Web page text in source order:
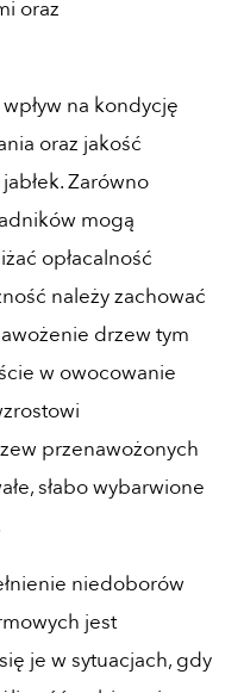
oraz
na kondycję
oraz jakość
Zarówno
mogą
opłacalność
należy zachować
drzew tym
w owocowanie
przenawożonych
słabo wybarwione
niedoborów
jest
je w sytuacjach, gdy